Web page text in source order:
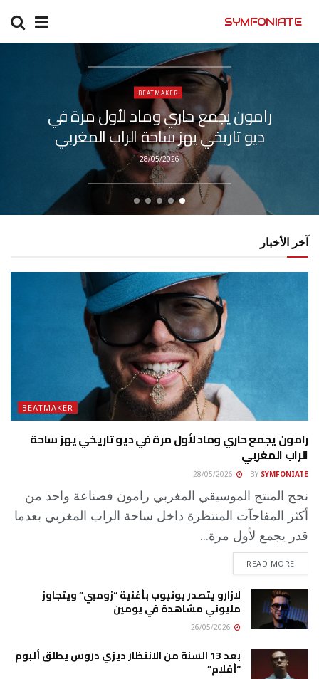
SYMFONIATE
BEATMAKER
رامون يجمع حاري وماد لأول مرة في
ديو تاريخي يهز ساحة الراب المغربي
28/05/2026
آخر الأخبار
BEATMAKER
رامون يجمع حاري وماد لأول مرة في ديو تاريخي يهز ساحة
الراب المغربي
BY SYMFONIATE
نجح المنتج الموسيقي المغربي رامون فصناعة واحد من
أكثر المفاجآت المنتظرة داخل ساحة الراب المغربي بعدما
قدر يجمع لأول مرة...
READ MORE
DETAILS
لازارو يتصدر يوتيوب بأغنية “زومبي” ويتجاوز
مليوني مشاهدة في يومين
بعد 13 السنة من الانتظار ديزي دروس يطلق ألبوم
“أفلام”